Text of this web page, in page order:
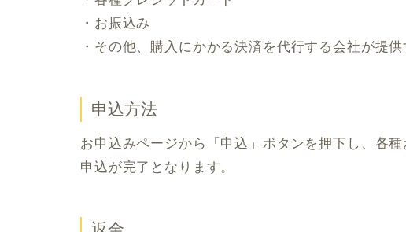
・ お振込み
・その他、購入にかかる決済を代行する会社が提
申込方法
お申込みページから「申込」ボタンを押下し、各
申込が完了となります。